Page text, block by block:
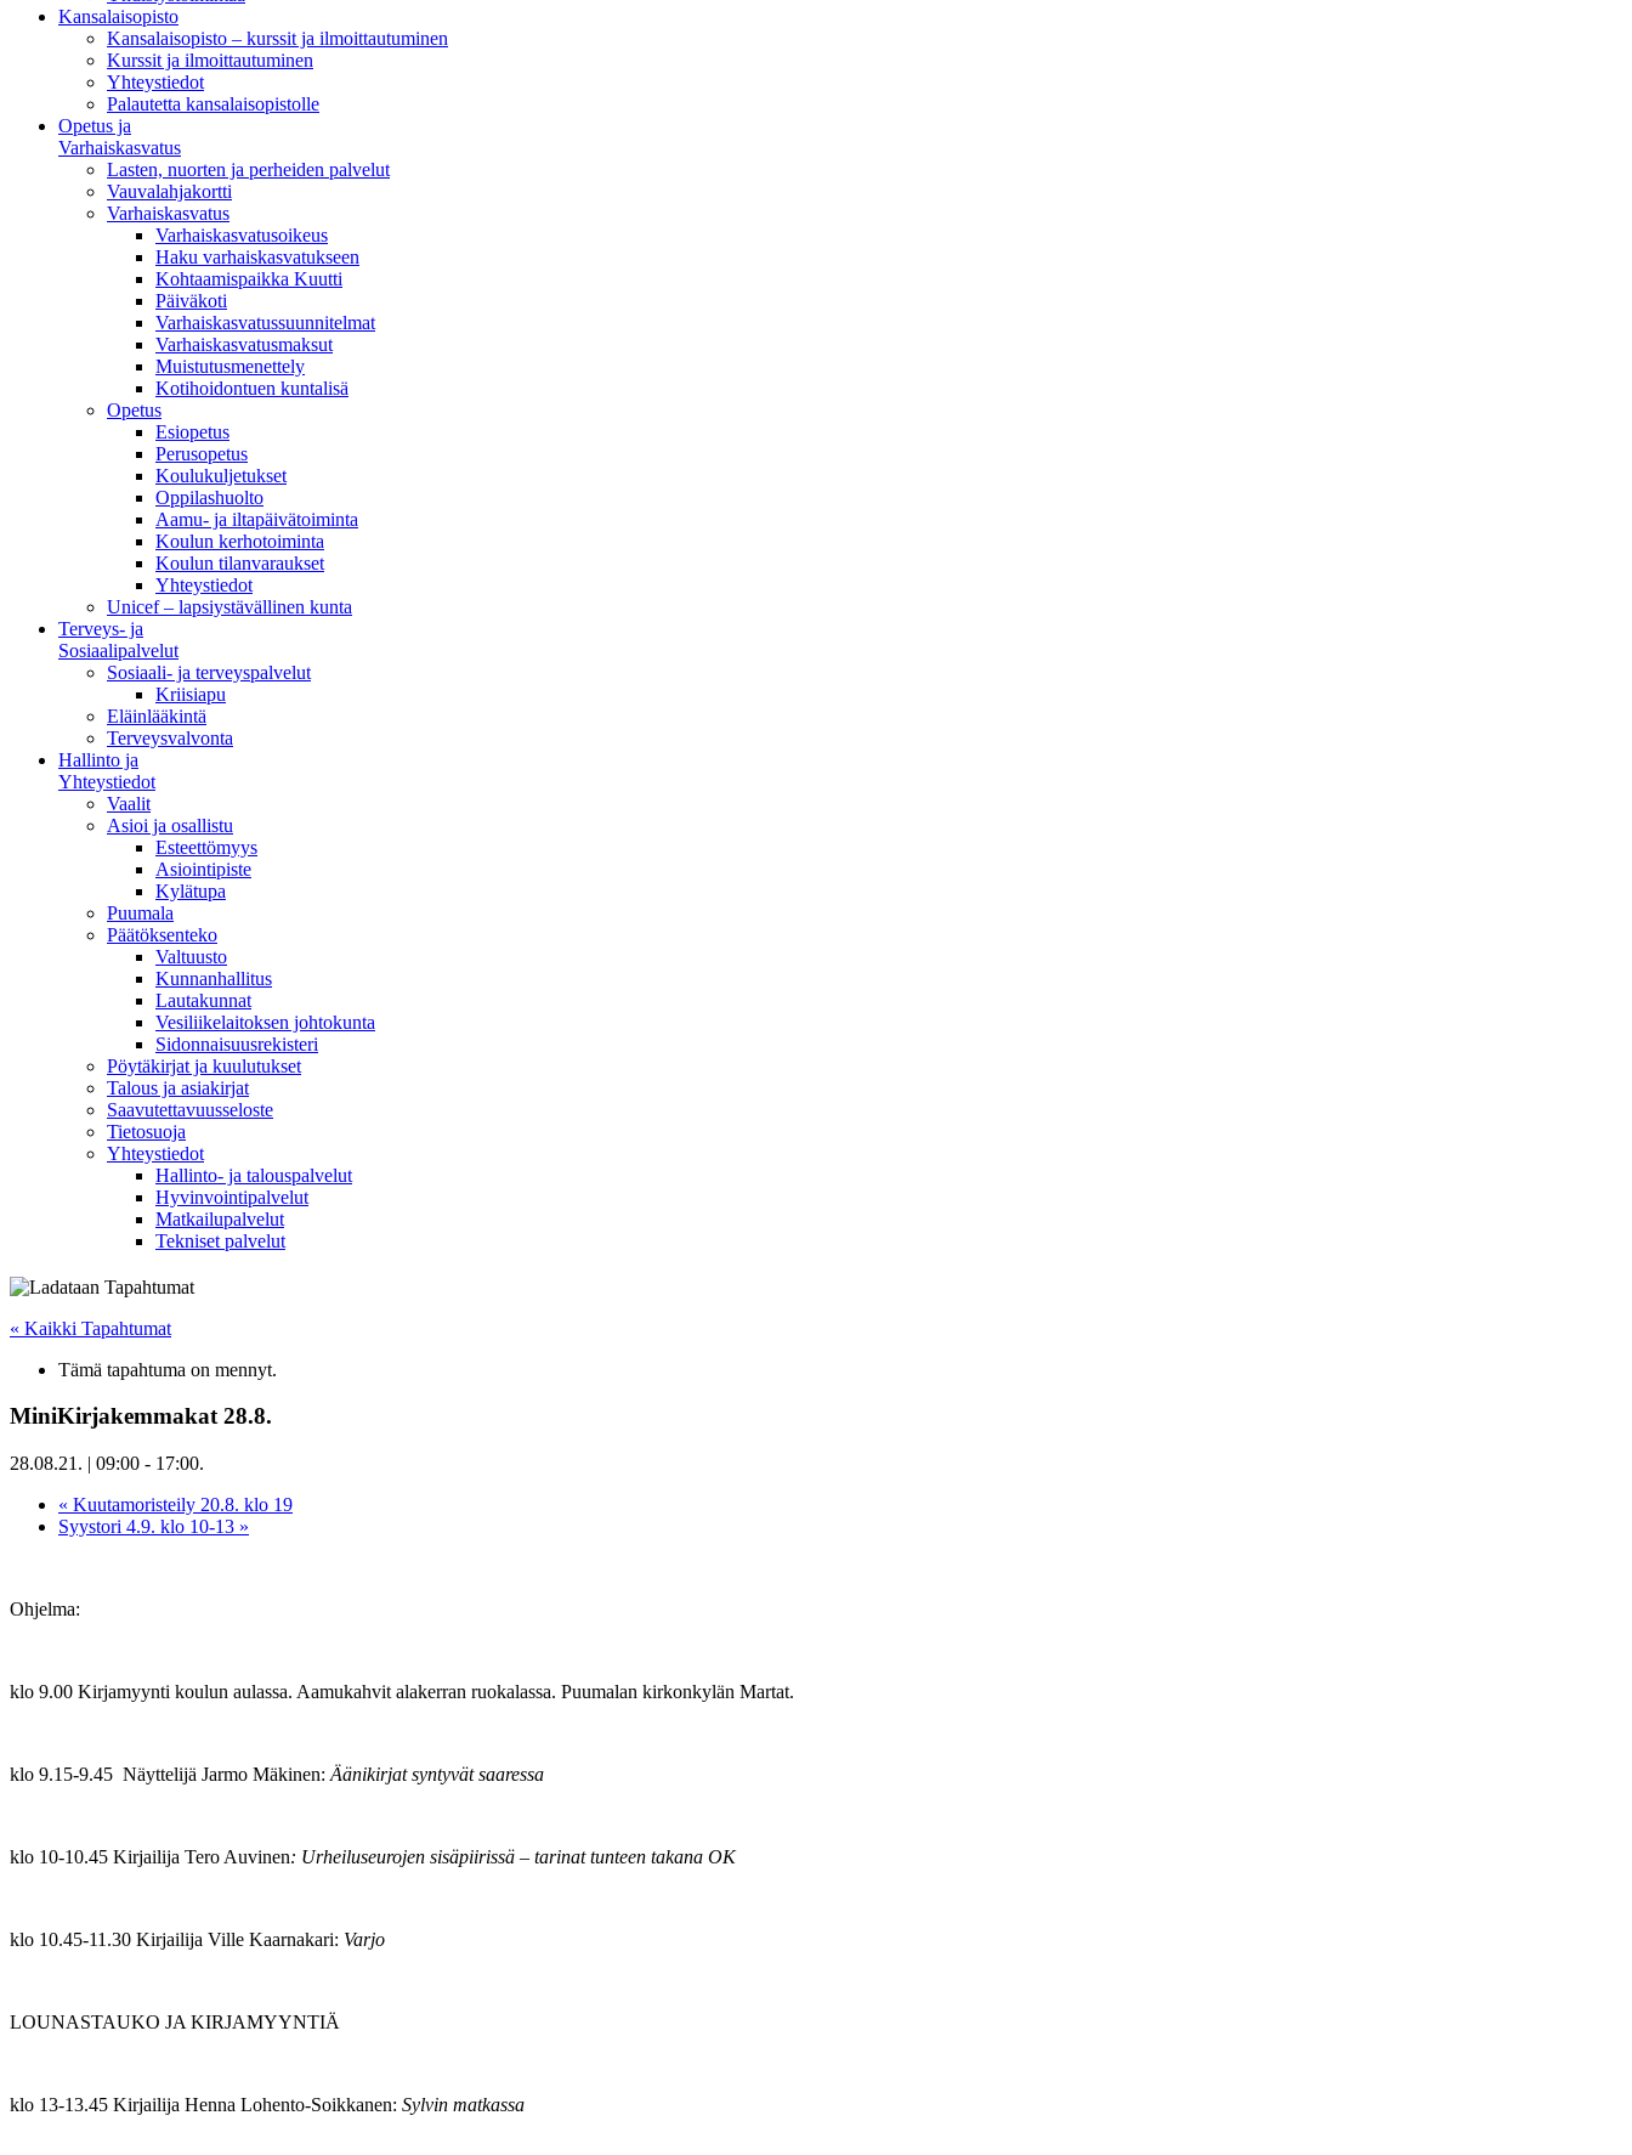
Kansalaisopisto
Kansalaisopisto – kurssit ja ilmoittautuminen
Kurssit ja ilmoittautuminen
Yhteystiedot
Palautetta kansalaisopistolle
Opetus ja
Varhaiskasvatus
Lasten, nuorten ja perheiden palvelut
Vauvalahjakortti
Varhaiskasvatus
Varhaiskasvatusoikeus
Haku varhaiskasvatukseen
Kohtaamispaikka Kuutti
Päiväkoti
Varhaiskasvatussuunnitelmat
Varhaiskasvatusmaksut
Muistutusmenettely
Kotihoidontuen kuntalisä
Opetus
Esiopetus
Perusopetus
Koulukuljetukset
Oppilashuolto
Aamu- ja iltapäivätoiminta
Koulun kerhotoiminta
Koulun tilanvaraukset
Yhteystiedot
Unicef – lapsiystävällinen kunta
Terveys- ja
Sosiaalipalvelut
Sosiaali- ja terveyspalvelut
Kriisiapu
Eläinlääkintä
Terveysvalvonta
Hallinto ja
Yhteystiedot
Vaalit
Asioi ja osallistu
Esteettömyys
Asiointipiste
Kylätupa
Puumala
Päätöksenteko
Valtuusto
Kunnanhallitus
Lautakunnat
Vesiliikelaitoksen johtokunta
Sidonnaisuusrekisteri
Pöytäkirjat ja kuulutukset
Talous ja asiakirjat
Saavutettavuusseloste
Tietosuoja
Yhteystiedot
Hallinto- ja talouspalvelut
Hyvinvointipalvelut
Matkailupalvelut
Tekniset palvelut
« Kaikki Tapahtumat
Tämä tapahtuma on mennyt.
MiniKirjakemmakat 28.8.
28.08.21. | 09:00 - 17:00.
« Kuutamoristeily 20.8. klo 19
Syystori 4.9. klo 10-13 »
Ohjelma:
klo 9.00 Kirjamyynti koulun aulassa. Aamukahvit alakerran ruokalassa. Puumalan kirkonkylän Martat.
klo 9.15-9.45 Näyttelijä Jarmo Mäkinen: Äänikirjat syntyvät saaressa
klo 10-10.45 Kirjailija Tero Auvinen: Urheiluseurojen sisäpiirissä – tarinat tunteen takana OK
klo 10.45-11.30 Kirjailija Ville Kaarnakari: Varjo
LOUNASTAUKO JA KIRJAMYYNTIÄ
klo 13-13.45 Kirjailija Henna Lohento-Soikkanen: Sylvin matkassa